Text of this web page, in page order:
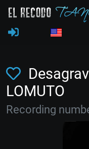
LOMUTO
Recording